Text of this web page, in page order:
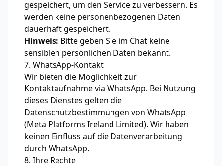
gespeichert, um den Service zu verbessern. Es
werden keine personenbezogenen Daten
dauerhaft gespeichert.
Hinweis: Bitte geben Sie im Chat keine
sensiblen persönlichen Daten bekannt.
7. WhatsApp-Kontakt
Wir bieten die Möglichkeit zur
Kontaktaufnahme via WhatsApp. Bei Nutzung
dieses Dienstes gelten die
Datenschutzbestimmungen von WhatsApp
(Meta Platforms Ireland Limited). Wir haben
keinen Einfluss auf die Datenverarbeitung
durch WhatsApp.
8. Ihre Rechte